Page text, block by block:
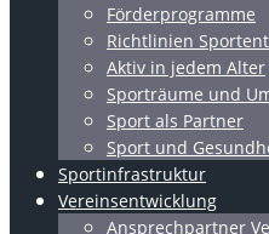
Förderprogramme
Richtlinien
Aktiv in jedem Alter
Sporträume und
Sport als Partner
Sport und
Sportinfrastruktur
Vereinsentwicklung
Ansprechpartner